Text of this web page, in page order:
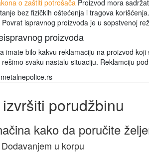
o zaštiti potrošača Proizvod mora
bez fizičkih oštećenja i tragova
ispravnog proizvoda je u sopstvenoj
proizvoda
imate bilo kakvu reklamaciju na proizvod
svaku nastalu situaciju. Reklamciju
porudžbinu
kako da poručite
u korpu